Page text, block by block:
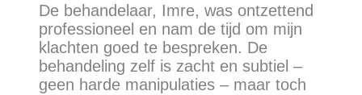
De behandelaar, Imre, was ontzettend
professioneel en nam de tijd om mijn
klachten goed te bespreken. De
behandeling zelf is zacht en subtiel –
geen harde manipulaties – maar toch